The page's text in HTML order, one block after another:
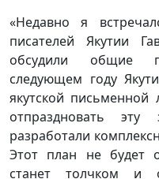
«Недавно я
писателей Якутии
обсудили общие
следующем году
якутской письменной
отпраздновать
разработали
Этот план не будет
станет толчком и